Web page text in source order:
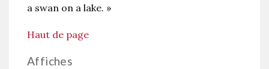
a swan on a lake. »
Haut de page
Affiches